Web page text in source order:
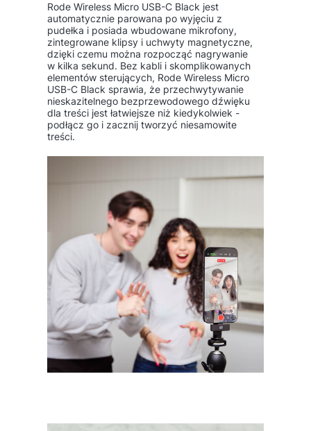
Rode Wireless Micro USB-C Black jest
automatycznie parowana po wyjęciu z
pudełka i posiada wbudowane mikrofony,
zintegrowane klipsy i uchwyty magnetyczne,
dzięki czemu można rozpocząć nagrywanie
w kilka sekund. Bez kabli i skomplikowanych
elementów sterujących, Rode Wireless Micro
USB-C Black sprawia, że przechwytywanie
nieskazitelnego bezprzewodowego dźwięku
dla treści jest łatwiejsze niż kiedykolwiek -
podłącz go i zacznij tworzyć niesamowite
treści.